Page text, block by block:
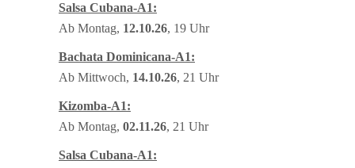
Salsa Cubana-A1:
Ab Montag, 12.10.26, 19 Uhr
Bachata Dominicana-A1:
Ab Mittwoch, 14.10.26, 21 Uhr
Kizomba-A1:
Ab Montag, 02.11.26, 21 Uhr
Salsa Cubana-A1: